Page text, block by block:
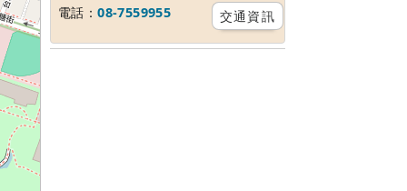
電話：08-7559955 交通資訊